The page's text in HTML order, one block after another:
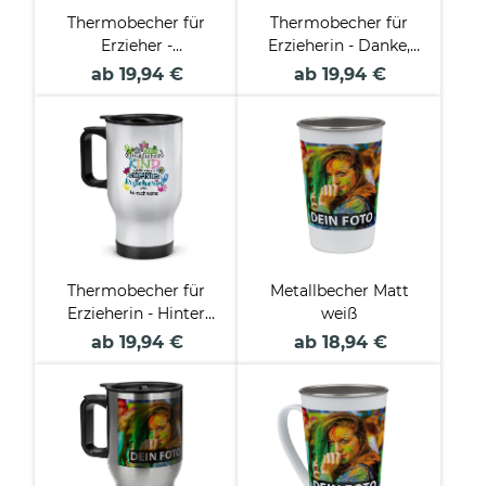
Thermobecher für
Erzieher -
Lieblingserzieher -
personalisierbar -
Weiß
ab 19,94 €
Thermobecher für
Erzieherin - Danke,
geholfen hast -
mit Name
personalisierbar -
Weiß
ab 19,94 €
Thermobecher für
Erzieherin - Hinter
jedem Kind - bunt -
personalisierbar -
Weiß
ab 19,94 €
Metallbecher Matt
weiß
ab 18,94 €